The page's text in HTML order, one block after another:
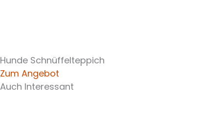
Hunde Schnüffelteppich
Zum Angebot
Auch Interessant